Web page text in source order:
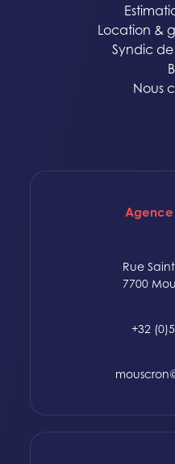
Location &
Syndic
Nous
Agence
Rue
7700
+32